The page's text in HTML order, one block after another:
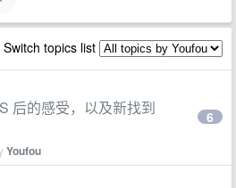
Switch topics list
后的感受，以及新找到
Youfou
6